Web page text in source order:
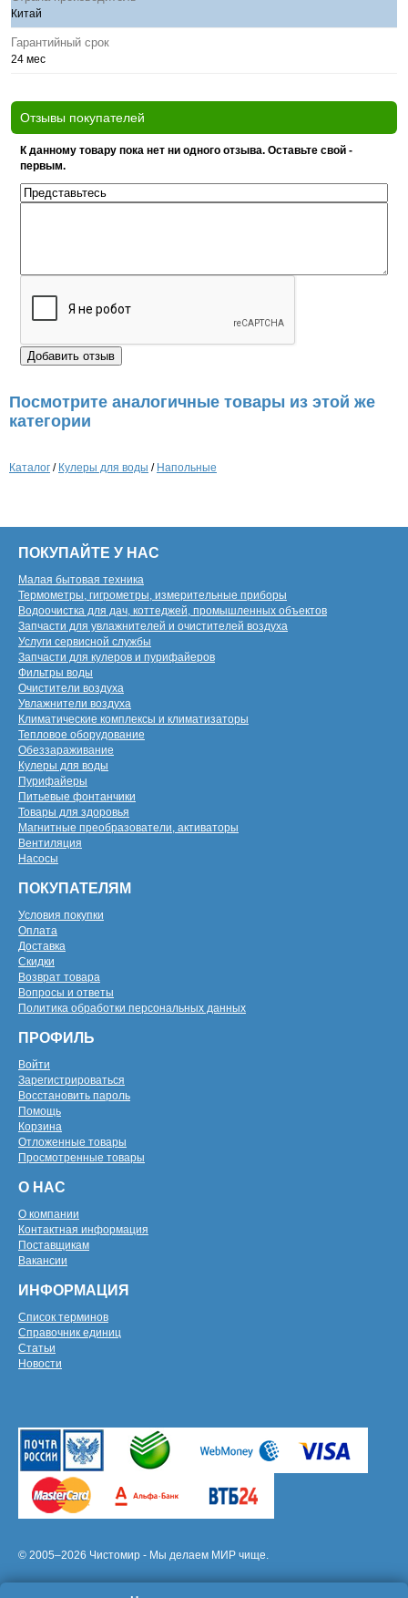
Китай
Гарантийный срок
24 мес
Отзывы покупателей
К данному товару пока нет ни одного отзыва. Оставьте свой -
первым.
Посмотрите аналогичные товары из этой же
категории
Каталог / Кулеры для воды / Напольные
ПОКУПАЙТЕ У НАС
Малая бытовая техника
Термометры, гигрометры, измерительные приборы
Водоочистка для дач, коттеджей, промышленных объектов
Запчасти для увлажнителей и очистителей воздуха
Услуги сервисной службы
Запчасти для кулеров и пурифайеров
Фильтры воды
Очистители воздуха
Увлажнители воздуха
Климатические комплексы и климатизаторы
Тепловое оборудование
Обеззараживание
Кулеры для воды
Пурифайеры
Питьевые фонтанчики
Товары для здоровья
Магнитные преобразователи, активаторы
Вентиляция
Насосы
ПОКУПАТЕЛЯМ
Условия покупки
Оплата
Доставка
Скидки
Возврат товара
Вопросы и ответы
Политика обработки персональных данных
ПРОФИЛЬ
Войти
Зарегистрироваться
Восстановить пароль
Помощь
Корзина
Отложенные товары
Просмотренные товары
О НАС
О компании
Контактная информация
Поставщикам
Вакансии
ИНФОРМАЦИЯ
Список терминов
Справочник единиц
Статьи
Новости
© 2005–2026 Чистомир - Мы делаем МИР чище.